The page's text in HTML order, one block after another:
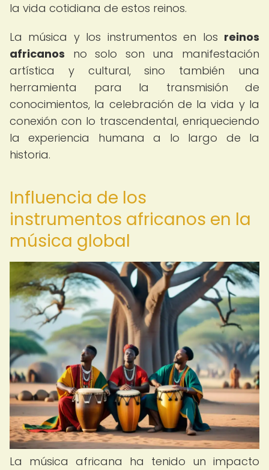
la vida cotidiana de estos reinos.
La música y los instrumentos en los reinos
africanos no solo son una manifestación
artística y cultural, sino también una
herramienta para la transmisión de
conocimientos, la celebración de la vida y la
conexión con lo trascendental, enriqueciendo
la experiencia humana a lo largo de la
historia.
Influencia de los
instrumentos africanos en la
música global
La música africana ha tenido un impacto